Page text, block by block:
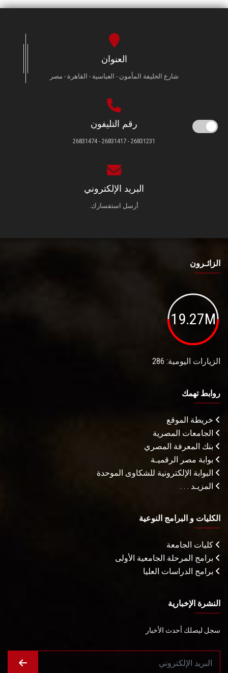
العنوان
شارع الخليفة المأمون - العباسية - القاهرة - مصر
رقم التليفون
26831231 - 26831417 - 26831474
البريد الإلكتروني
أرسل استفسارك.
الزائـرون
19.27M
الزيارات اليومية: 286
روابط تهمك
خريطة الموقع
الجامعات المصرية
بنك المعرفة المصري
بوابة مصر الرقميـة
البوابة الإلكترونية للشكاوى الموحدة
المزيـد . . .
الكليات و البرامج النوعية
كليات الجامعة
برامج المرحلة الجامعية الأولى
برامج الدراسات العليا
النشرة الإخبارية
سجل ليصلك أحدث الأخبار